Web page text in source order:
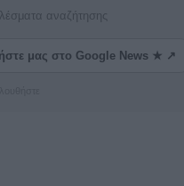
αναζήτησης
μας στο Google News ★ ↗